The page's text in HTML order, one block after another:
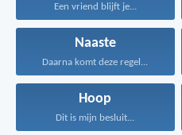
Een vriend blijft je...
Naaste
Daarna komt deze regel...
Hoop
Dit is mijn besluit...